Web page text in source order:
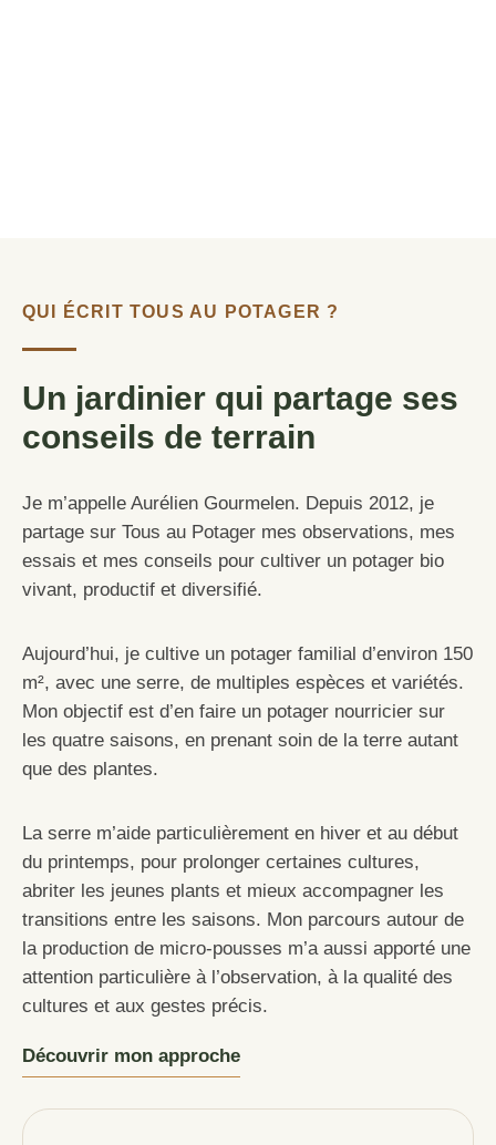
QUI ÉCRIT TOUS AU POTAGER ?
Un jardinier qui partage ses
conseils de terrain
Je m’appelle Aurélien Gourmelen. Depuis 2012, je
partage sur Tous au Potager mes observations, mes
essais et mes conseils pour cultiver un potager bio
vivant, productif et diversifié.
Aujourd’hui, je cultive un potager familial d’environ 150
m², avec une serre, de multiples espèces et variétés.
Mon objectif est d’en faire un potager nourricier sur
les quatre saisons, en prenant soin de la terre autant
que des plantes.
La serre m’aide particulièrement en hiver et au début
du printemps, pour prolonger certaines cultures,
abriter les jeunes plants et mieux accompagner les
transitions entre les saisons. Mon parcours autour de
la production de micro-pousses m’a aussi apporté une
attention particulière à l’observation, à la qualité des
cultures et aux gestes précis.
Découvrir mon approche